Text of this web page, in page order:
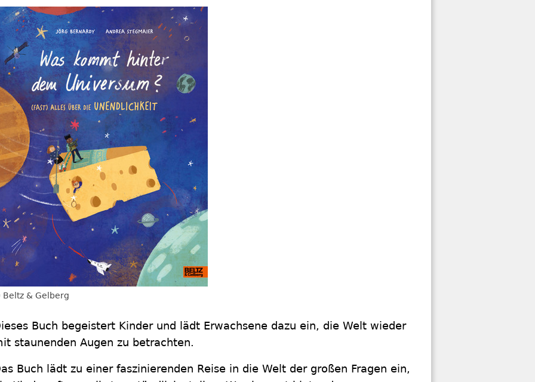
Beltz & Gelberg
Buch begeistert Kinder und lädt Erwachsene dazu ein, die Welt wieder
staunenden Augen zu betrachten.
Buch lädt zu einer faszinierenden Reise in die Welt der großen Fragen ein,